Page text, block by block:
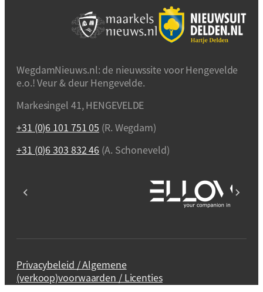
WegdamNieuws.nl: de nieuwssite voor Hengevelde
e.o.! Veur & deur Hengevelde.
Markesingel 41, HENGEVELDE
+31 (0)6 101 751 05 (R. Wegdam)
+31 (0)6 303 832 46 (A. Schoneveld)
Privacybeleid / Algemene
(verkoop)voorwaarden / Licenties